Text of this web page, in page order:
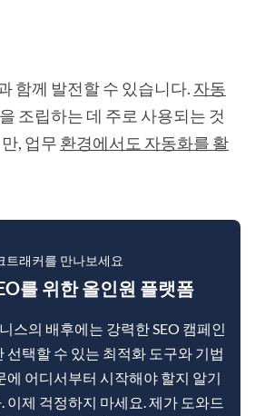
함께 발전할 수 있습니다. 자동
조립하는 데 주로 사용되는 것
, 업무 환경에서도 자동화를 활
트래커를 만나보세요
를 위한 올인원 플랫폼
스의 배후에는 강력한 SEO 캠페인
선택할 수 있는 최적화 도구와 기법
에 어디서부터 시작해야 할지 알기
이제 걱정하지 마세요. 제가 도와드